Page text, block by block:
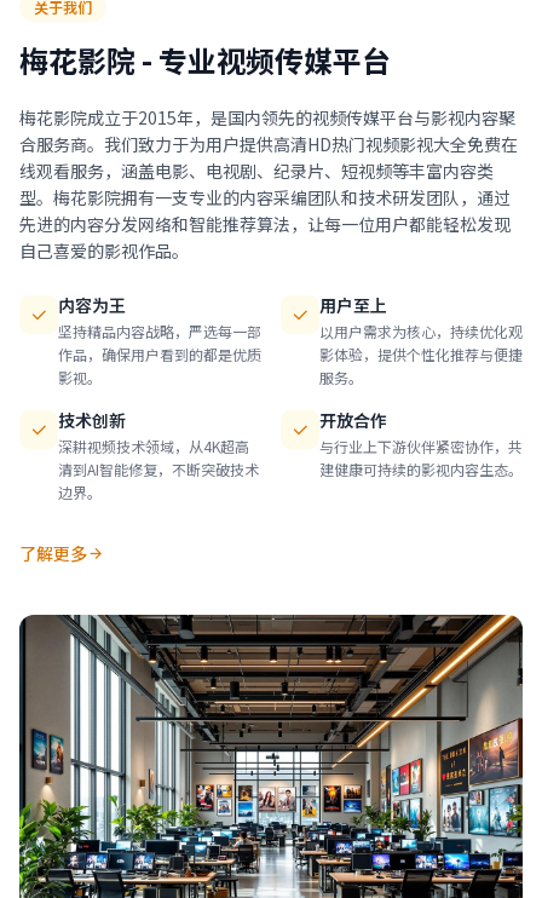
关于我们
梅花影院 - 专业视频传媒平台
梅花影院成立于2015年，是国内领先的视频传媒平台与影视内容聚
合服务商。我们致力于为用户提供高清HD热门视频影视大全免费在
线观看服务，涵盖电影、电视剧、纪录片、短视频等丰富内容类
型。梅花影院拥有一支专业的内容采编团队和技术研发团队，通过
先进的内容分发网络和智能推荐算法，让每一位用户都能轻松发现
自己喜爱的影视作品。
内容为王
坚持精品内容战略，严选每一部
作品，确保用户看到的都是优质
影视。
用户至上
以用户需求为核心，持续优化观
影体验，提供个性化推荐与便捷
服务。
技术创新
深耕视频技术领域，从4K超高
清到AI智能修复，不断突破技术
边界。
开放合作
与行业上下游伙伴紧密协作，共
建健康可持续的影视内容生态。
了解更多